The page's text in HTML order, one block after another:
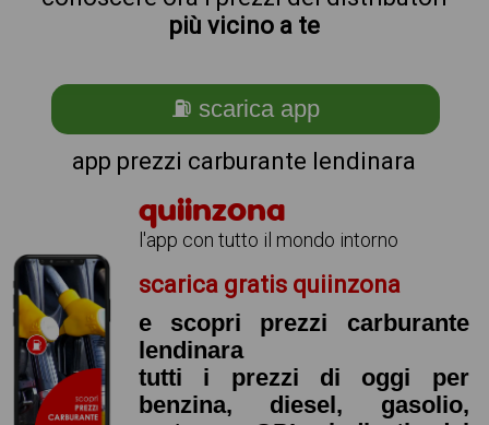
più vicino a te
⛽ scarica app
app prezzi carburante lendinara
quiinzona
l'app con tutto il mondo intorno
scarica gratis quiinzona
e scopri prezzi carburante
lendinara
tutti i prezzi di oggi per
benzina, diesel, gasolio,